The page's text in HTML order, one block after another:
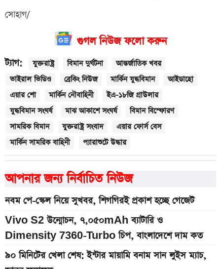
সোহাগ/
গুগল নিউজ ফলো করুন
ট্যাগ: যুক্তরাষ্ট্র বিমান দুর্ঘটনা
আন্তর্জাতিক খবর
ভাইরাল ভিডিও
ব্রেকিং নিউজ মার্কিন যুদ্ধবিমান
আইডাহো
এয়ার শো
মার্কিন নৌবাহিনী
ইএ-১৮জি গ্রাউলার
যুদ্ধবিমান সংঘর্ষ
মাঝ আকাশে সংঘর্ষ
বিমান বিস্ফোরণ
সামরিক বিমান
যুক্তরাষ্ট্র সংবাদ
এয়ার ফোর্স বেস
মার্কিন সামরিক বাহিনী
প্যারাশুটে উদ্ধার
আপনার জন্য নির্বাচিত নিউজ
নবম পে-স্কেল নিয়ে সুখবর, শিগগিরই প্রকাশ হচ্ছে গেজেট
Vivo S2 উন্মোচন, ৭,০৫০mAh ব্যাটারি ও
Dimensity 7360-Turbo চিপ, বাংলাদেশে দাম কত
৯০ মিনিটের খেলা শেষ: ইন্টার মায়ামি বনাম সান লুইস ম্যাচ,